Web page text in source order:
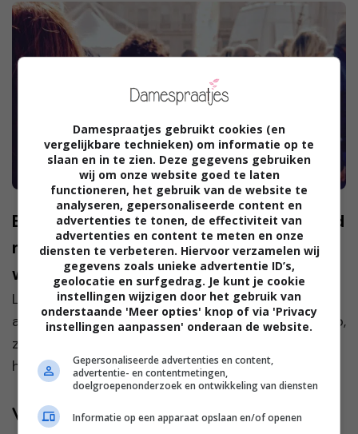
Erica: ‘Ik zag mijn schoonmoeder gearmd
met een man die niet mijn schoonvader
was’
Lieve Vera, Laatst liep ik in de stad. Ik was lekker
aan het winkelen en toen ik in een kledingzaak liep,
zag ik mijn schoonmoeder lopen. De man naast
haar herkende ik niet, dus ik dacht dat ik me ve...
Volg jij ons al?
Damespraatjes gebruikt cookies (en
vergelijkbare technieken) om informatie op te
slaan en in te zien. Deze gegevens gebruiken
wij om onze website goed te laten
functioneren, het gebruik van de website te
analyseren, gepersonaliseerde content en
advertenties te tonen, de effectiviteit van
advertenties en content te meten en onze
diensten te verbeteren. Hiervoor verzamelen wij
gegevens zoals unieke advertentie ID’s,
geolocatie en surfgedrag. Je kunt je cookie
instellingen wijzigen door het gebruik van
onderstaande 'Meer opties' knop of via 'Privacy
instellingen aanpassen' onderaan de website.
Gepersonaliseerde advertenties en content,
advertentie- en contentmetingen,
doelgroepenonderzoek en ontwikkeling van diensten
Informatie op een apparaat opslaan en/of openen